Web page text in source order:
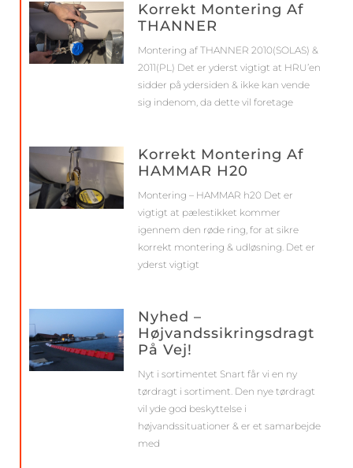
Korrekt Montering Af
THANNER
Montering af THANNER 2010(SOLAS) &
2011(PL) Det er yderst vigtigt at HRU’en
sidder på ydersiden & ikke kan vende
sig indenom, da dette vil foretage
Korrekt Montering Af
HAMMAR H20
Montering – HAMMAR h20 Det er
vigtigt at pælestikket kommer
igennem den røde ring, for at sikre
korrekt montering & udløsning. Det er
yderst vigtigt
Nyhed –
Højvandssikringsdragt
På Vej!
Nyt i sortimentet Snart får vi en ny
tørdragt i sortiment. Den nye tørdragt
vil yde god beskyttelse i
højvandssituationer & er et samarbejde
med